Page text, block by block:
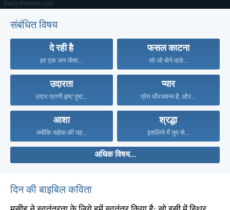
संबंधित विषय
दे रही है
हर एक जन जैसा...
फसल काटना
सो जो बोने वाले...
उदारता
उदार प्राणी हृष्ट पुष्ट...
प्यार
प्रेम धीरजवन्त है, और...
आशा
क्योंकि यहोवा की यह...
श्रद्धा
इसलिये मैं तुम से...
अधिक विषय...
दिन की बाइबिल कविता